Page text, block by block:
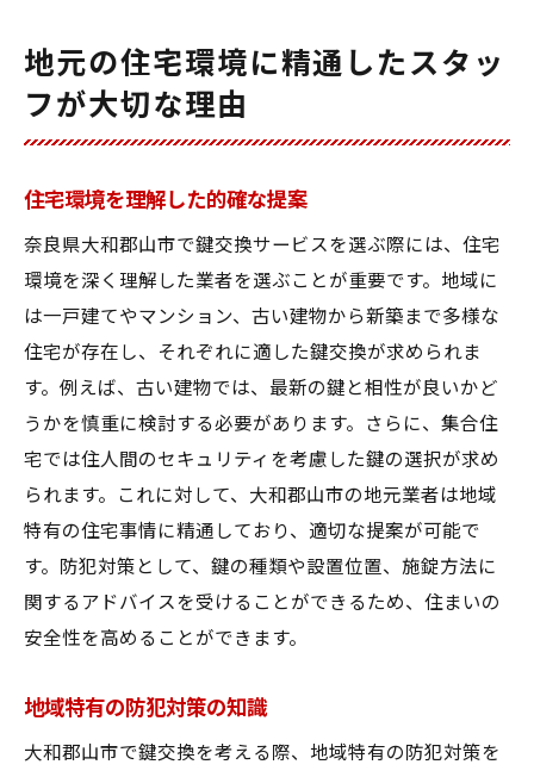
地元の住宅環境に精通したスタッ
フが大切な理由
住宅環境を理解した的確な提案
奈良県大和郡山市で鍵交換サービスを選ぶ際には、住宅
環境を深く理解した業者を選ぶことが重要です。地域に
は一戸建てやマンション、古い建物から新築まで多様な
住宅が存在し、それぞれに適した鍵交換が求められま
す。例えば、古い建物では、最新の鍵と相性が良いかど
うかを慎重に検討する必要があります。さらに、集合住
宅では住人間のセキュリティを考慮した鍵の選択が求め
られます。これに対して、大和郡山市の地元業者は地域
特有の住宅事情に精通しており、適切な提案が可能で
す。防犯対策として、鍵の種類や設置位置、施錠方法に
関するアドバイスを受けることができるため、住まいの
安全性を高めることができます。
地域特有の防犯対策の知識
大和郡山市で鍵交換を考える際、地域特有の防犯対策を